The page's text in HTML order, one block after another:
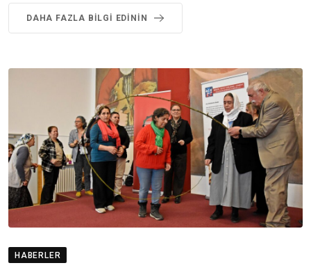
DAHA FAZLA BILGI EDININ
HABERLER